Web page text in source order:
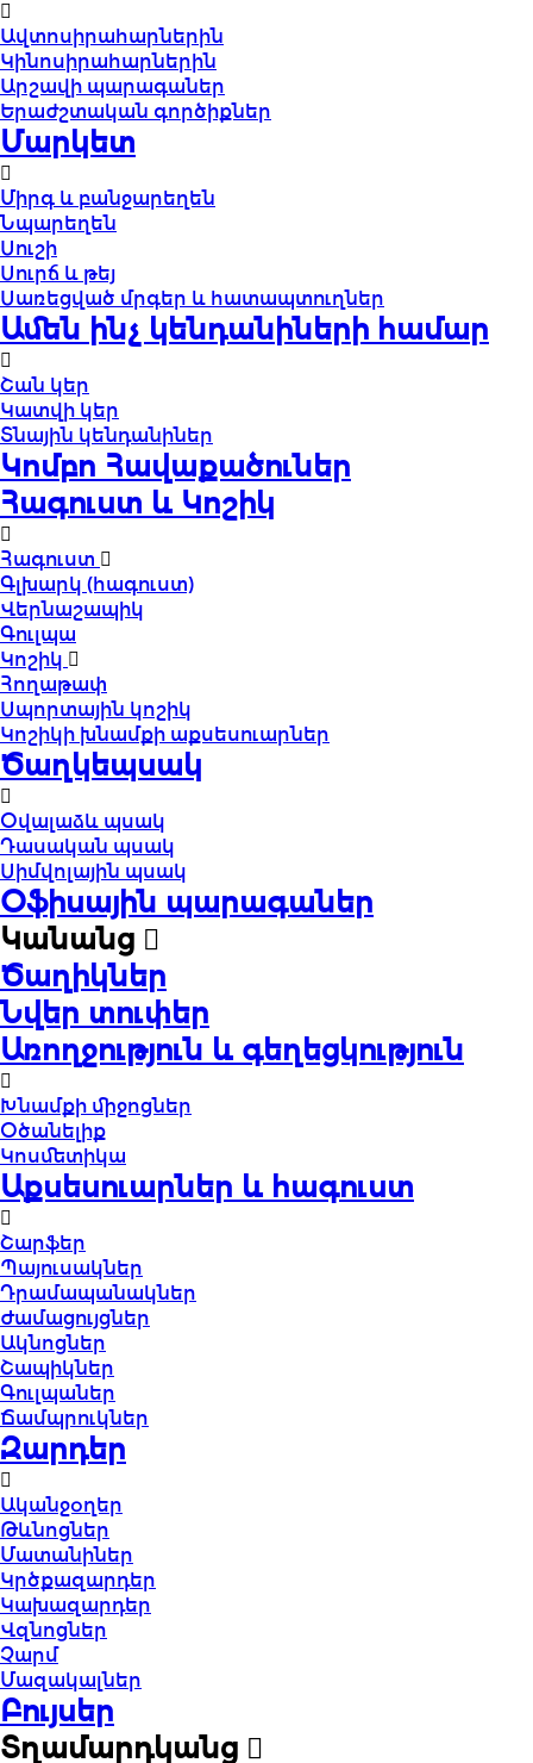
Ավտոսիրահարներին
Կինոսիրահարներին
Արշավի պարագաներ
Երաժշտական գործիքներ
Մարկետ
Միրգ և բանջարեղեն
Նպարեղեն
Սուշի
Սուրճ և թեյ
Սառեցված մրգեր և հատապտուղներ
Ամեն ինչ կենդանիների համար
Շան կեր
Կատվի կեր
Տնային կենդանիներ
Կոմբո Հավաքածուներ
Հագուստ և Կոշիկ
Հագուստ
Գլխարկ (հագուստ)
Վերնաշապիկ
Գուլպա
Կոշիկ
Հողաթափ
Սպորտային կոշիկ
Կոշիկի խնամքի աքսեսուարներ
Ծաղկեպսակ
Օվալաձև պսակ
Դասական պսակ
Սիմվոլային պսակ
Օֆիսային պարագաներ
Կանանց
Ծաղիկներ
Նվեր տուփեր
Առողջություն և գեղեցկություն
Խնամքի միջոցներ
Օծանելիք
Կոսմետիկա
Աքսեսուարներ և հագուստ
Շարֆեր
Պայուսակներ
Դրամապանակներ
Ժամացույցներ
Ակնոցներ
Շապիկներ
Գուլպաներ
Ճամպրուկներ
Զարդեր
Ականջօղեր
Թևնոցներ
Մատանիներ
Կրծքազարդեր
Կախազարդեր
Վզնոցներ
Չարմ
Մազակալներ
Բույսեր
Տղամարդկանց